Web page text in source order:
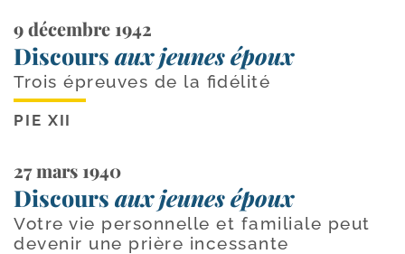
9 décembre 1942
Discours aux jeunes époux
Trois épreuves de la fidélité
PIE XII
27 mars 1940
Discours aux jeunes époux
Votre vie personnelle et familiale peut
devenir une prière incessante